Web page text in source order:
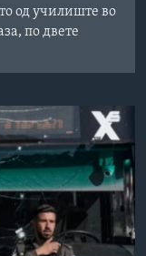
од училиште во
по двете